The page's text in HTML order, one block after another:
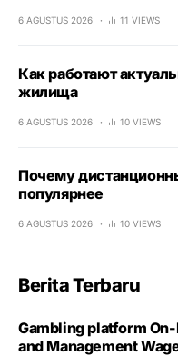
6 AGUSTUS 2026 11 VIEWS
Как работают
жилища
6 AGUSTUS 2026 10 VIEWS
Почему
популярнее
6 AGUSTUS 2026 10 VIEWS
Berita Terbaru
Gambling platform
and Management